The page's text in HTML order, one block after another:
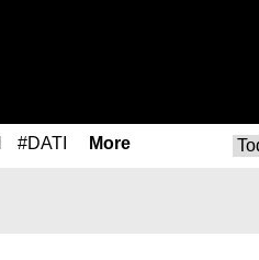
#DATI More